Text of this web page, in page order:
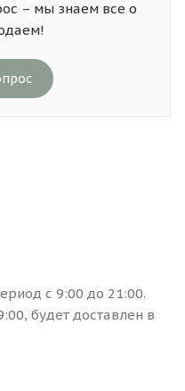
– мы знаем все о
с 9:00 до 21:00.
будет доставлен в